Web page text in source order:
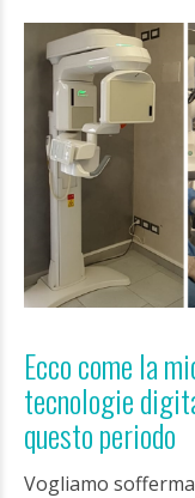
Ecco come la
tecnologie
questo periodo
Vogliamo